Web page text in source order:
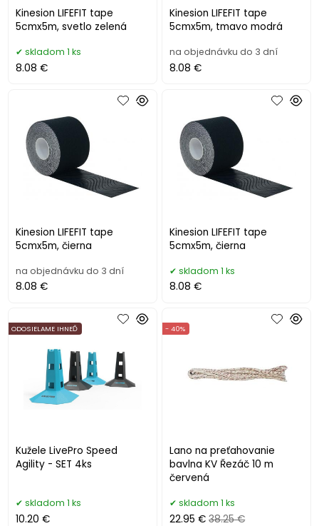
Kinesion LIFEFIT tape
5cmx5m, svetlo zelená
skladom 1 ks
8.08 €
Kinesion LIFEFIT tape
5cmx5m, tmavo modrá
na objednávku do 3 dní
8.08 €
Kinesion LIFEFIT tape
5cmx5m, čierna
na objednávku do 3 dní
8.08 €
Kinesion LIFEFIT tape
5cmx5m, čierna
skladom 1 ks
8.08 €
Kužele LivePro Speed
Agility - SET 4ks
ODOSIELAME IHNEĎ
skladom 1 ks
10.20 €
Lano na preťahovanie
bavlna KV Řezáč 10 m
červená
- 40%
skladom 1 ks
22.95 € 38.25 €